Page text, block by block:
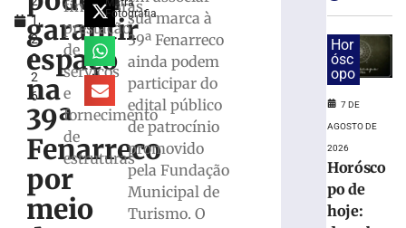
1,
2
0
2
6
garantir
espaço
na
39ª
Fenarreco
por
meio
financeiras,
prestação
de
serviços
e
fornecimento
de
estruturas
Mafra
Fotografia
sua marca à
39ª Fenarreco
ainda podem
participar do
edital público
de patrocínio
promovido
pela Fundação
Municipal de
Turismo. O
especial
celebrar
seus
anos
agosto
2026
Hor
ósc
opo
7 DE
AGOSTO DE
2026
Horósco
po de
hoje: